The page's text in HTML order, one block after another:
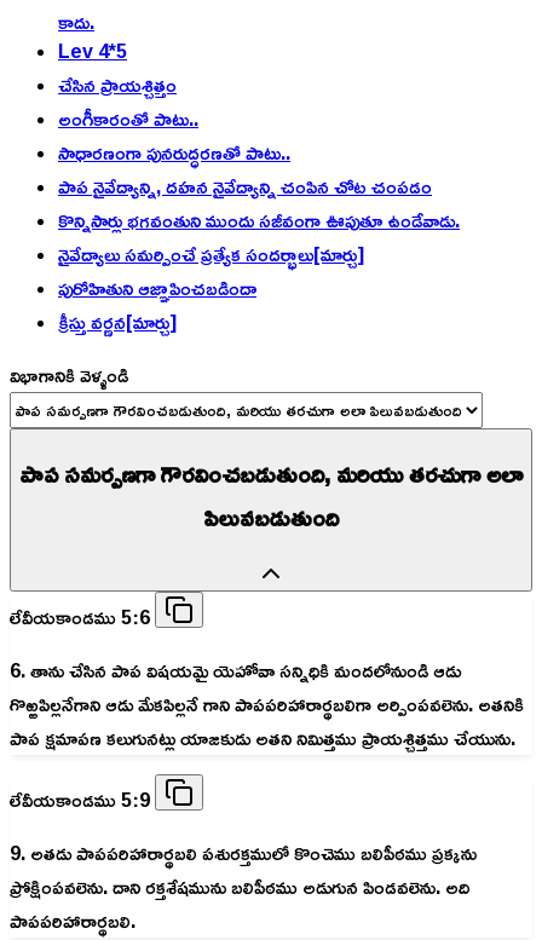
కాదు.
Lev 4*5
చేసిన ప్రాయశ్చిత్తం
అంగీకారంతో పాటు..
సాధారణంగా పునరుద్ధరణతో పాటు..
పాప నైవేద్యాన్ని, దహన నైవేద్యాన్ని చంపిన చోట చంపడం
కొన్నిసార్లు భగవంతుని ముందు సజీవంగా ఊపుతూ ఉండేవాడు.
నైవేద్యాలు సమర్పించే ప్రత్యేక సందర్భాలు[మార్చు]
పురోహితుని ఆజ్ఞాపించబడిందా
క్రీస్తు వర్ణన[మార్చు]
విభాగానికి వెళ్ళండి
పాప సమర్పణగా గౌరవించబడుతుంది, మరియు తరచుగా అలా
పిలువబడుతుంది
లేవీయకాండము 5:6
6. తాను చేసిన పాప విషయమై యెహోవా సన్నిధికి మందలోనుండి ఆడు
గొఱ్ఱపిల్లనేగాని ఆడు మేకపిల్లనే గాని పాపపరిహారార్థబలిగా అర్పింపవలెను. అతనికి
పాప క్షమాపణ కలుగునట్లు యాజకుడు అతని నిమిత్తము ప్రాయశ్చిత్తము చేయును.
లేవీయకాండము 5:9
9. అతడు పాపపరిహారార్థబలి పశురక్తములో కొంచెము బలిపీఠము ప్రక్కను
ప్రోక్షింపవలెను. దాని రక్తశేషమును బలిపీఠము అడుగున పిండవలెను. అది
పాపపరిహారార్థబలి.